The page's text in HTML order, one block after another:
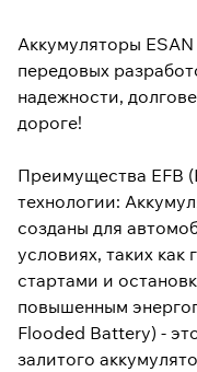
Аккумуляторы ESAN
передовых
надежности,
дороге!
Преимущества EFB
технологии:
созданы для
условиях, таких
стартами и
повышенным
Flooded Battery) -
залитого